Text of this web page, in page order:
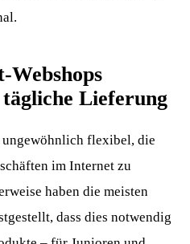
Lieferung
flexibel, die
im Internet zu
haben die meisten
dass dies notwendig